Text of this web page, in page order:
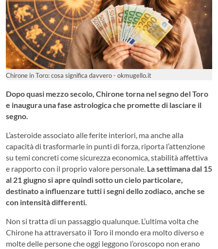
Chirone in Toro: cosa significa davvero - okmugello.it
Dopo quasi mezzo secolo, Chirone torna nel segno del Toro
e inaugura una fase astrologica che promette di lasciare il
segno.
L’asteroide associato alle ferite interiori, ma anche alla
capacità di trasformarle in punti di forza, riporta l’attenzione
su temi concreti come sicurezza economica, stabilità affettiva
e rapporto con il proprio valore personale. La settimana dal 15
al 21 giugno si apre quindi sotto un cielo particolare,
destinato a influenzare tutti i segni dello zodiaco, anche se
con intensità differenti.
Non si tratta di un passaggio qualunque. L’ultima volta che
Chirone ha attraversato il Toro il mondo era molto diverso e
molte delle persone che oggi leggono l’oroscopo non erano